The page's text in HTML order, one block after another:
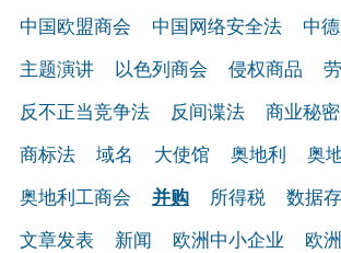
中国欧盟商会
中国网络安全法
中
主题演讲
以色列商会 侵权商品
反不正当竞争法
反间谍法 商业秘密
商标法
域名 大使馆 奥地利
奥
奥地利工商会
并购 所得税 数据
文章发表
新闻 欧洲中小企业 欧